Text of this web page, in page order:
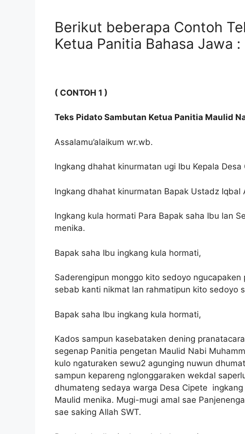
Berikut beberapa Contoh
Ketua Panitia Bahasa Jawa :
( CONTOH 1 )
Teks Pidato Sambutan Ketua Panitia Maulid
Assalamu’alaikum wr.wb.
Ingkang dhahat kinurmatan ugi Ibu Kepala
Ingkang dhahat kinurmatan Bapak Ustadz Iqbal
Ingkang kula hormati Para Bapak saha Ibu lan
menika.
Bapak saha Ibu ingkang kula hormati,
Saderengipun monggo kito sedoyo
sebab kanti nikmat lan rahmatipun kito sedoyo
Bapak saha Ibu ingkang kula hormati,
Kados sampun kasebataken dening
segenap Panitia pengetan Maulid Nabi
kulo ngaturaken sewu2 agunging nuwun
sampun kepareng nglonggaraken wekdal
dhumateng sedaya warga Desa Cipete
Maulid menika. Mugi-mugi amal sae
sae saking Allah SWT.